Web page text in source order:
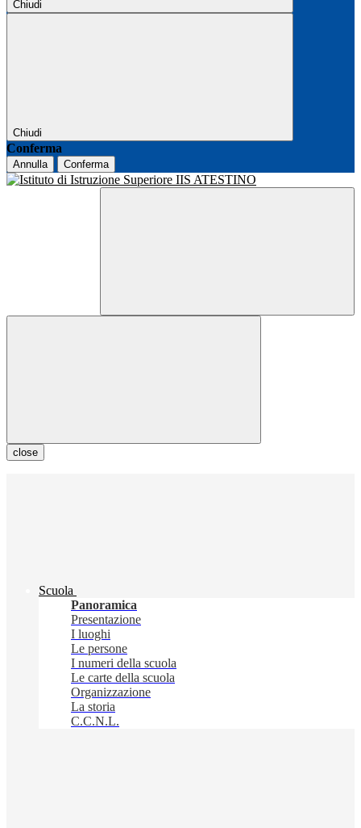
Chiudi
Chiudi
Conferma
Annulla Conferma
close
Scuola
Panoramica
Presentazione
I luoghi
Le persone
I numeri della scuola
Le carte della scuola
Organizzazione
La storia
C.C.N.L.